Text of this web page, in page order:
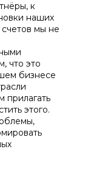
к
наших
мы не
что это
бизнесе
прилагать
этого.